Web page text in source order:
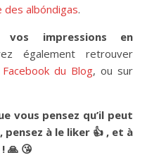
des albóndigas.
impressions en
également retrouver
du Blog, ou sur
vous pensez qu’il peut
pensez à le liker 👍 , et à
🙏 😘